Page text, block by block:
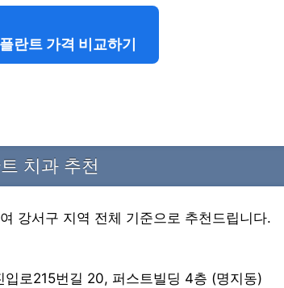
란트 가격 비교하기
치과 추천
강서구 지역 전체 기준으로 추천드립니다.
로215번길 20, 퍼스트빌딩 4층 (명지동)